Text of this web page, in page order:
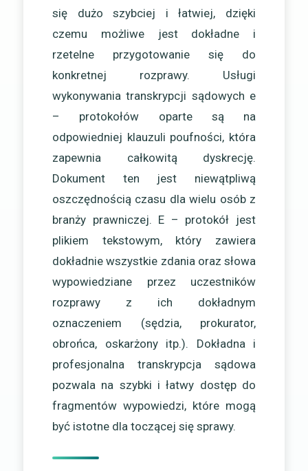
się dużo szybciej i łatwiej, dzięki
czemu możliwe jest dokładne i
rzetelne przygotowanie się do
konkretnej rozprawy. Usługi
wykonywania transkrypcji sądowych e
– protokołów oparte są na
odpowiedniej klauzuli poufności, która
zapewnia całkowitą dyskrecję.
Dokument ten jest niewątpliwą
oszczędnością czasu dla wielu osób z
branży prawniczej. E – protokół jest
plikiem tekstowym, który zawiera
dokładnie wszystkie zdania oraz słowa
wypowiedziane przez uczestników
rozprawy z ich dokładnym
oznaczeniem (sędzia, prokurator,
obrońca, oskarżony itp.). Dokładna i
profesjonalna transkrypcja sądowa
pozwala na szybki i łatwy dostęp do
fragmentów wypowiedzi, które mogą
być istotne dla toczącej się sprawy.